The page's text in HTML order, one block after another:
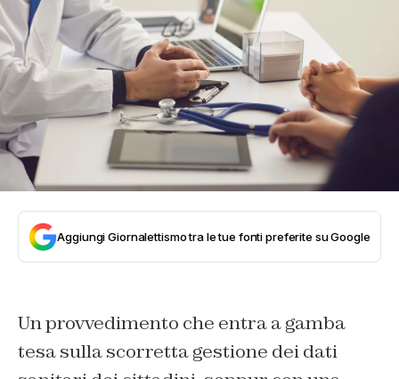
Aggiungi Giornalettismo tra le tue fonti preferite su Google
Un provvedimento che entra a gamba
tesa sulla scorretta gestione dei dati